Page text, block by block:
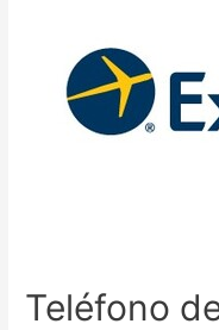
Teléfono